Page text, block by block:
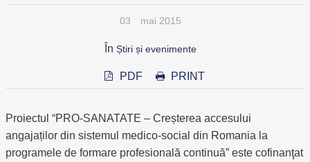
03 mai 2015
În Știri și evenimente
PDF PRINT
Proiectul “PRO-SANATATE – Creșterea accesului
angajaților din sistemul medico-social din Romania la
programele de formare profesională continuă” este cofinanţat